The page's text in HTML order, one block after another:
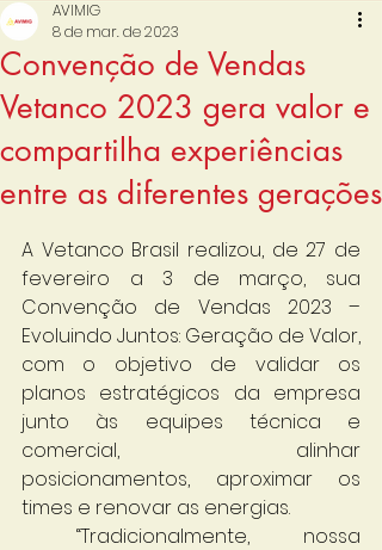
Convenção de Vendas
Vetanco 2023 gera valor e
compartilha experiências
entre as diferentes gerações
AVIMIG
8 de mar. de 2023
A Vetanco Brasil realizou, de 27 de
fevereiro a 3 de março, sua
Convenção de Vendas 2023 –
Evoluindo Juntos: Geração de Valor,
com o objetivo de validar os
planos estratégicos da empresa
junto às equipes técnica e
comercial, alinhar
posicionamentos, aproximar os
times e renovar as energias.